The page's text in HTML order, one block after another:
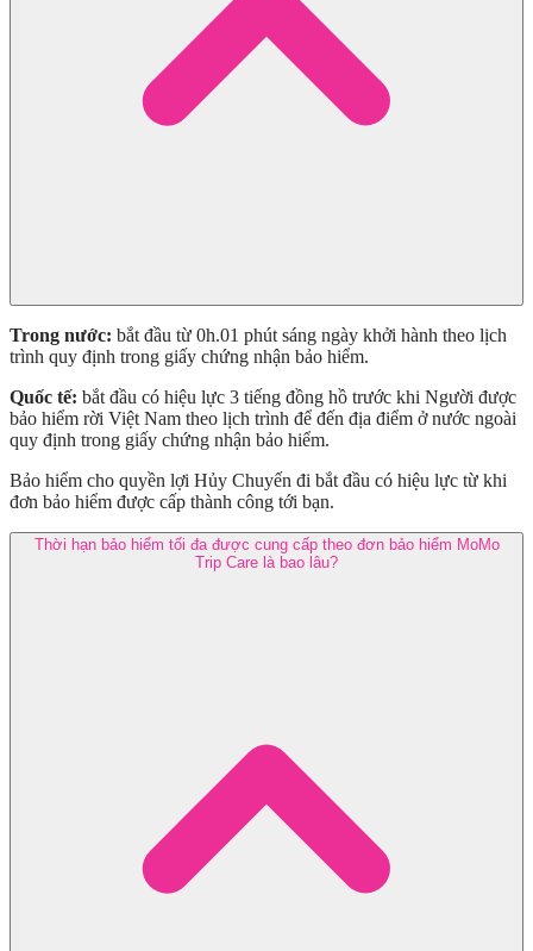
Trong nước: bắt đầu từ 0h.01 phút sáng ngày khởi hành theo lịch
trình quy định trong giấy chứng nhận bảo hiểm.
Quốc tế: bắt đầu có hiệu lực 3 tiếng đồng hồ trước khi Người được
bảo hiểm rời Việt Nam theo lịch trình để đến địa điểm ở nước ngoài
quy định trong giấy chứng nhận bảo hiểm.
Bảo hiểm cho quyền lợi Hủy Chuyến đi bắt đầu có hiệu lực từ khi
đơn bảo hiểm được cấp thành công tới bạn.
Thời hạn bảo hiểm tối đa được cung cấp theo đơn bảo hiểm MoMo
Trip Care là bao lâu?